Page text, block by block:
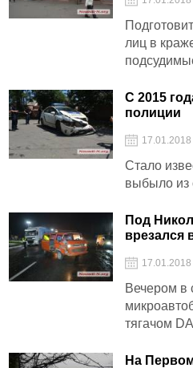
лиц в
С 2015
полиции
17.01.2018
Стало
выбыло из
Под
врезался
Вечером в
тягачом
На